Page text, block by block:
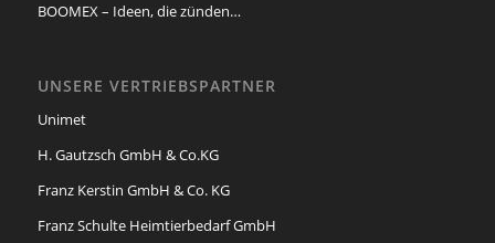
BOOMEX – Ideen, die zünden…
UNSERE VERTRIEBSPARTNER
Unimet
H. Gautzsch GmbH & Co.KG
Franz Kerstin GmbH & Co. KG
Franz Schulte Heimtierbedarf GmbH